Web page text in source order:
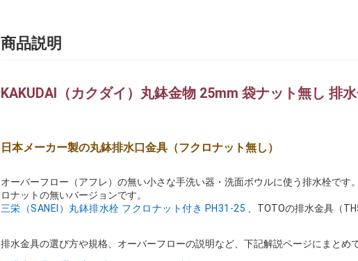
商品説明
KAKUDAI（カクダイ）丸鉢金物 25mm 袋ナット無し 排
日本メーカー製の丸鉢排水口金具（フクロナット無し）
オーバーフロー（アフレ）の無い小さな手洗い器・洗面ボウルに使う排水栓で
ロナットの無いバージョンです。
三栄（SANEI）丸鉢排水栓 フクロナット付き PH31-25 、TOTOの排水金具（
排水金具の選び方や規格、オーバーフローの説明など、下記解説ページにまとめ